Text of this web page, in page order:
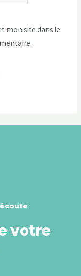
mon site dans le
votre